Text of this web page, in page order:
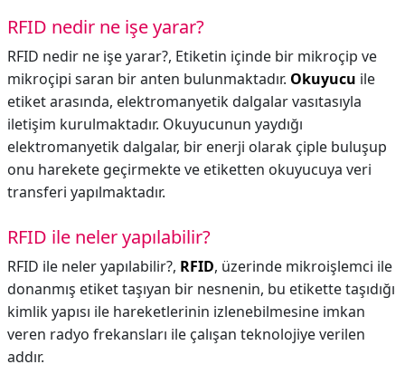
RFID nedir ne işe yarar?
RFID nedir ne işe yarar?, Etiketin içinde bir mikroçip ve
mikroçipi saran bir anten bulunmaktadır. Okuyucu ile
etiket arasında, elektromanyetik dalgalar vasıtasıyla
iletişim kurulmaktadır. Okuyucunun yaydığı
elektromanyetik dalgalar, bir enerji olarak çiple buluşup
onu harekete geçirmekte ve etiketten okuyucuya veri
transferi yapılmaktadır.
RFID ile neler yapılabilir?
RFID ile neler yapılabilir?, RFID, üzerinde mikroişlemci ile
donanmış etiket taşıyan bir nesnenin, bu etikette taşıdığı
kimlik yapısı ile hareketlerinin izlenebilmesine imkan
veren radyo frekansları ile çalışan teknolojiye verilen
addır.